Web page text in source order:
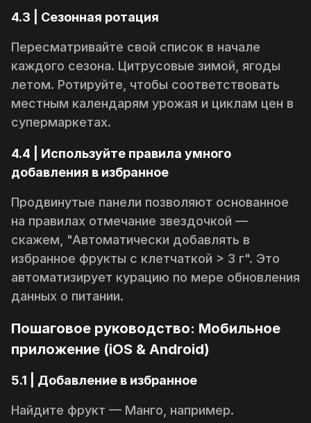
4.3 | Сезонная ротация
Пересматривайте свой список в начале
каждого сезона. Цитрусовые зимой, ягоды
летом. Ротируйте, чтобы соответствовать
местным календарям урожая и циклам цен в
супермаркетах.
4.4 | Используйте правила умного
добавления в избранное
Продвинутые панели позволяют основанное
на правилах отмечание звездочкой —
скажем, "Автоматически добавлять в
избранное фрукты с клетчаткой > 3 г". Это
автоматизирует курацию по мере обновления
данных о питании.
Пошаговое руководство: Мобильное
приложение (iOS & Android)
5.1 | Добавление в избранное
Найдите фрукт — Манго , например.